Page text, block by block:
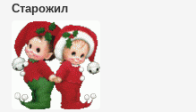
Старожил